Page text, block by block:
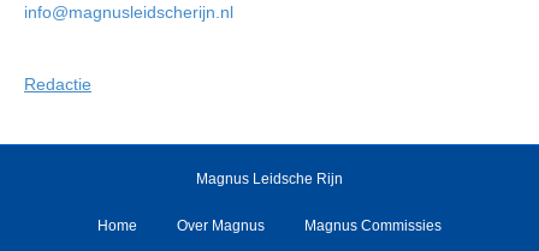
info@magnusleidscherijn.nl
Redactie
Magnus Leidsche Rijn
Home Over Magnus Magnus Commissies